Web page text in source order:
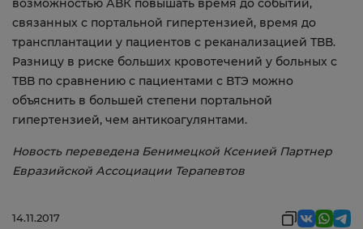
возможностью АВК повышать время до событий,
связанных с портальной гипертензией, время до
трансплантации у пациентов с реканализацией ТВВ.
Разницу в риске больших кровотечений у больных с
ТВВ по сравнению с пациентами с ВТЭ можно
объяснить в большей степени портальной
гипертензией, чем антикоагулянтами.
Новость переведена Бенимецкой Ксенией Партнер
Евразийской Ассоциации Терапевтов
14.11.2017